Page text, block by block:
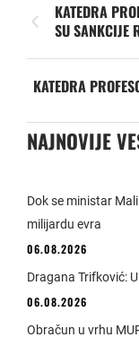
KATEDRA
SU SANKCIJE
KATEDRA
NAJNOVIJE
Dok se ministar
milijardu evra
06.08.2026
Dragana Trifković:
06.08.2026
Obračun u vrhu